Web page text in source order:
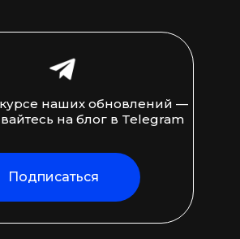
Подписаться
курсе наших обновлений —
на блог в Telegram